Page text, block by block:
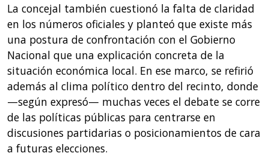
La concejal también cuestionó la falta de claridad
en los números oficiales y planteó que existe más
una postura de confrontación con el Gobierno
Nacional que una explicación concreta de la
situación económica local. En ese marco, se refirió
además al clima político dentro del recinto, donde
—según expresó— muchas veces el debate se corre
de las políticas públicas para centrarse en
discusiones partidarias o posicionamientos de cara
a futuras elecciones.